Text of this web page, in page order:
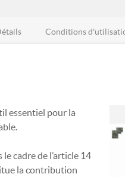
Conditions
essentiel pour la
cadre de l’article 14
la contribution